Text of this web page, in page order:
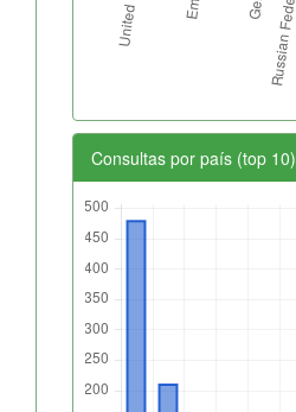
Consultas por país (top 10)